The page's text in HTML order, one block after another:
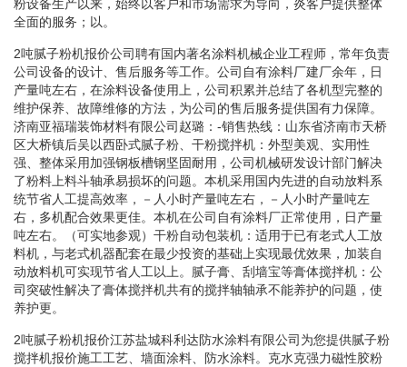
粉设备生产以来，始终以客户和市场需求为导向，炎客户提供整体
全面的服务；以。
2吨腻子粉机报价公司聘有国内著名涂料机械企业工程师，常年负责
公司设备的设计、售后服务等工作。公司自有涂料厂建厂余年，日
产量吨左右，在涂料设备使用上，公司积累并总结了各机型完整的
维护保养、故障维修的方法，为公司的售后服务提供国有力保障。
济南亚福瑞装饰材料有限公司赵璐：-销售热线：山东省济南市天桥
区大桥镇后吴以西卧式腻子粉、干粉搅拌机：外型美观、实用性
强、整体采用加强钢板槽钢坚固耐用，公司机械研发设计部门解决
了粉料上料斗轴承易损坏的问题。本机采用国内先进的自动放料系
统节省人工提高效率，－人小时产量吨左右，－人小时产量吨左
右，多机配合效果更佳。本机在公司自有涂料厂正常使用，日产量
吨左右。（可实地参观）干粉自动包装机：适用于已有老式人工放
料机，与老式机器配套在最少投资的基础上实现最优效果，加装自
动放料机可实现节省人工以上。腻子膏、刮墙宝等膏体搅拌机：公
司突破性解决了膏体搅拌机共有的搅拌轴轴承不能养护的问题，使
养护更。
2吨腻子粉机报价江苏盐城科利达防水涂料有限公司为您提供腻子粉
搅拌机报价施工工艺、墙面涂料、防水涂料。克水克强力磁性胶粉